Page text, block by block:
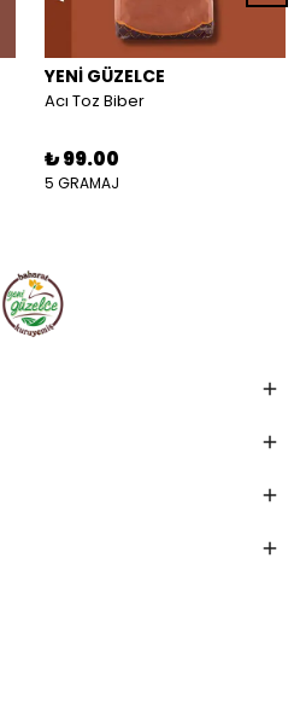
YENİ GÜZELCE
Acı Toz Biber
₺ 99.00
5 GRAMAJ